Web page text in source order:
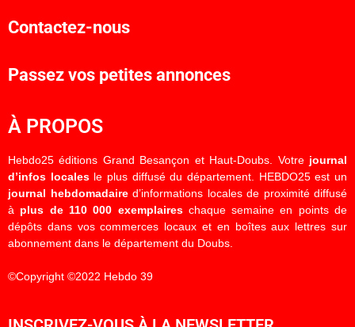
Contactez-nous
Passez vos petites annonces
À PROPOS
Hebdo25 éditions Grand Besançon et Haut-Doubs. Votre journal
d’infos localesle plus diffusé du département. HEBDO25 est un
journal hebdomadaired’informations locales de proximité diffusé
à plus de 110 000 exemplaireschaque semaine en points de
dépôts dans vos commerces locaux et en boîtes aux lettres sur
abonnement dans le département du Doubs.
©Copyright ©2022 Hebdo 39